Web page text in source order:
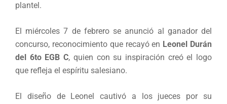
plantel.
El miércoles 7 de febrero se anunció al ganador del
concurso, reconocimiento que recayó en Leonel Durán
del 6to EGB C, quien con su inspiración creó el logo
que refleja el espíritu salesiano.
El diseño de Leonel cautivó a los jueces por su